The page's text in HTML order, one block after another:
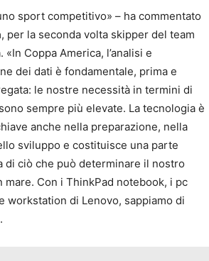
sport competitivo» – ha commentato
, per la seconda volta skipper del team
«In Coppa America, l’analisi e
dei dati è fondamentale, prima e
le nostre necessità in termini di
sempre più elevate. La tecnologia è
anche nella preparazione, nella
sviluppo e costituisce una parte
di ciò che può determinare il nostro
mare. Con i ThinkPad notebook, i pc
workstation di Lenovo, sappiamo di